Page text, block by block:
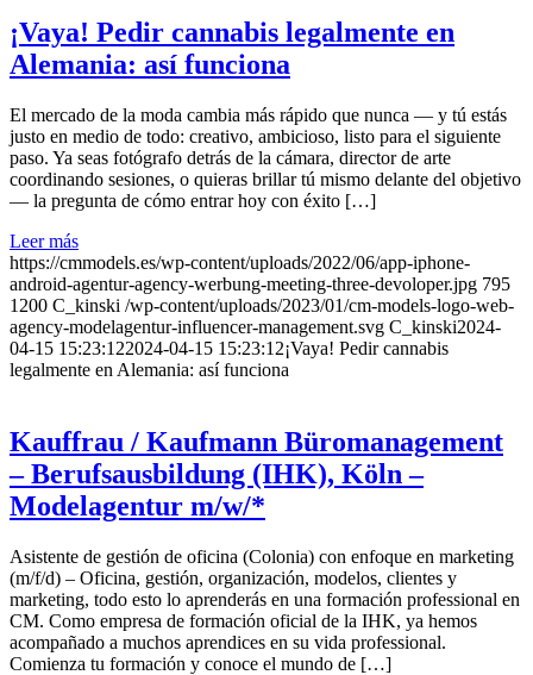
¡Vaya! Pedir cannabis legalmente en
Alemania: así funciona
El mercado de la moda cambia más rápido que nunca — y tú estás
justo en medio de todo: creativo, ambicioso, listo para el siguiente
paso. Ya seas fotógrafo detrás de la cámara, director de arte
coordinando sesiones, o quieras brillar tú mismo delante del objetivo
— la pregunta de cómo entrar hoy con éxito […]
Leer más
https://cmmodels.es/wp-content/uploads/2022/06/app-iphone-
android-agentur-agency-werbung-meeting-three-devoloper.jpg 795
1200 C_kinski /wp-content/uploads/2023/01/cm-models-logo-web-
agency-modelagentur-influencer-management.svg C_kinski2024-
04-15 15:23:122024-04-15 15:23:12¡Vaya! Pedir cannabis
legalmente en Alemania: así funciona
Kauffrau / Kaufmann Büromanagement
– Berufsausbildung (IHK), Köln –
Modelagentur m/w/*
Asistente de gestión de oficina (Colonia) con enfoque en marketing
(m/f/d) – Oficina, gestión, organización, modelos, clientes y
marketing, todo esto lo aprenderás en una formación professional en
CM. Como empresa de formación oficial de la IHK, ya hemos
acompañado a muchos aprendices en su vida professional.
Comienza tu formación y conoce el mundo de […]